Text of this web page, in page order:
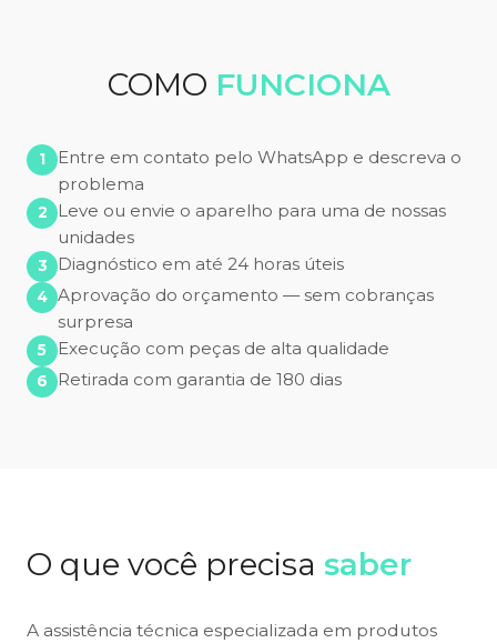
COMO FUNCIONA
Entre em contato pelo WhatsApp e descreva o
problema
Leve ou envie o aparelho para uma de nossas
unidades
Diagnóstico em até 24 horas úteis
Aprovação do orçamento — sem cobranças
surpresa
Execução com peças de alta qualidade
Retirada com garantia de 180 dias
O que você precisa saber
A assistência técnica especializada em produtos